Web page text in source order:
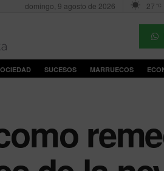
domingo, 9 agosto de 2026 27 °C
SUCESOS MARRUECOS